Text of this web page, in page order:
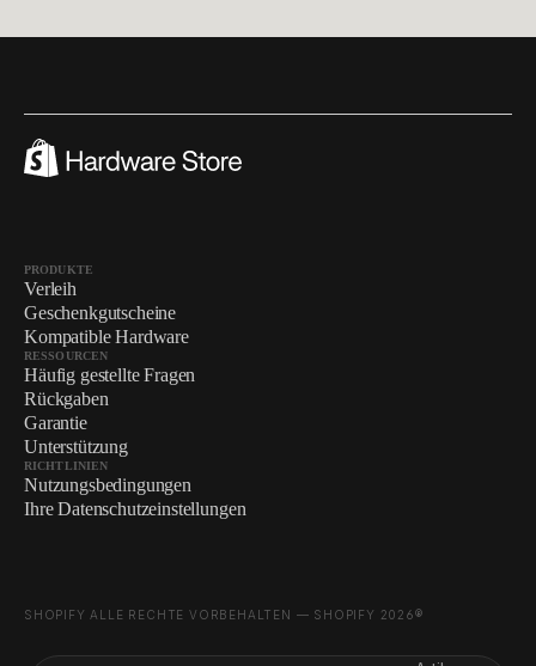
PRODUKTE
Verleih
Geschenkgutscheine
Kompatible Hardware
RESSOURCEN
Häufig gestellte Fragen
Rückgaben
Garantie
Unterstützung
RICHTLINIEN
Nutzungsbedingungen
Ihre Datenschutzeinstellungen
SHOPIFY ALLE RECHTE VORBEHALTEN — SHOPIFY 2026®